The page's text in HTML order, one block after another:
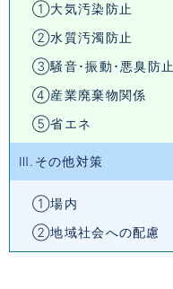
①大気汚染防止
②水質汚濁防止
③騒音･振動･悪臭防止
④産業廃棄物関係
⑤省エネ
Ⅲ.その他対策
①場内
②地域社会への配慮